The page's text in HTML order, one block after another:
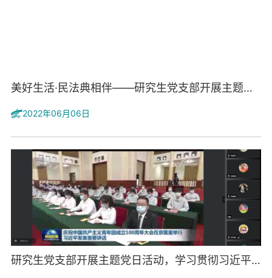
美好生活·民法典相伴——研究生党支部开展主题学习活动
2022年06月06日
研究生党支部开展主题党日活动，学习贯彻习近平总书记重...